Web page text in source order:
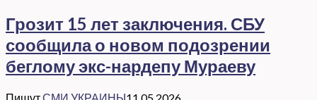
Грозит 15 лет заключения. СБУ
сообщила о новом подозрении
беглому экс-нардепу Мураеву